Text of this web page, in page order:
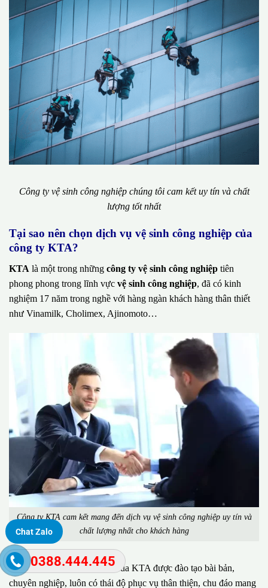
Công ty vệ sinh công nghiệp chúng tôi cam kết uy tín và chất
lượng tốt nhất
Tại sao nên chọn dịch vụ vệ sinh công nghiệp của
công ty KTA?
KTA là một trong những công ty vệ sinh công nghiệp tiên
phong phong trong lĩnh vực vệ sinh công nghiệp, đã có kinh
nghiệm 17 năm trong nghề với hàng ngàn khách hàng thân thiết
như Vinamilk, Cholimex, Ajinomoto…
Công ty KTA cam kết mang đến dịch vụ vệ sinh công nghiệp uy tín và
chất lượng nhất cho khách hàng
Đặc biệt, đội ngũ nhân viên của KTA được đào tạo bài bản,
chuyên nghiệp, luôn có thái độ phục vụ thân thiện, chu đáo mang
Chat Zalo
0388.444.445